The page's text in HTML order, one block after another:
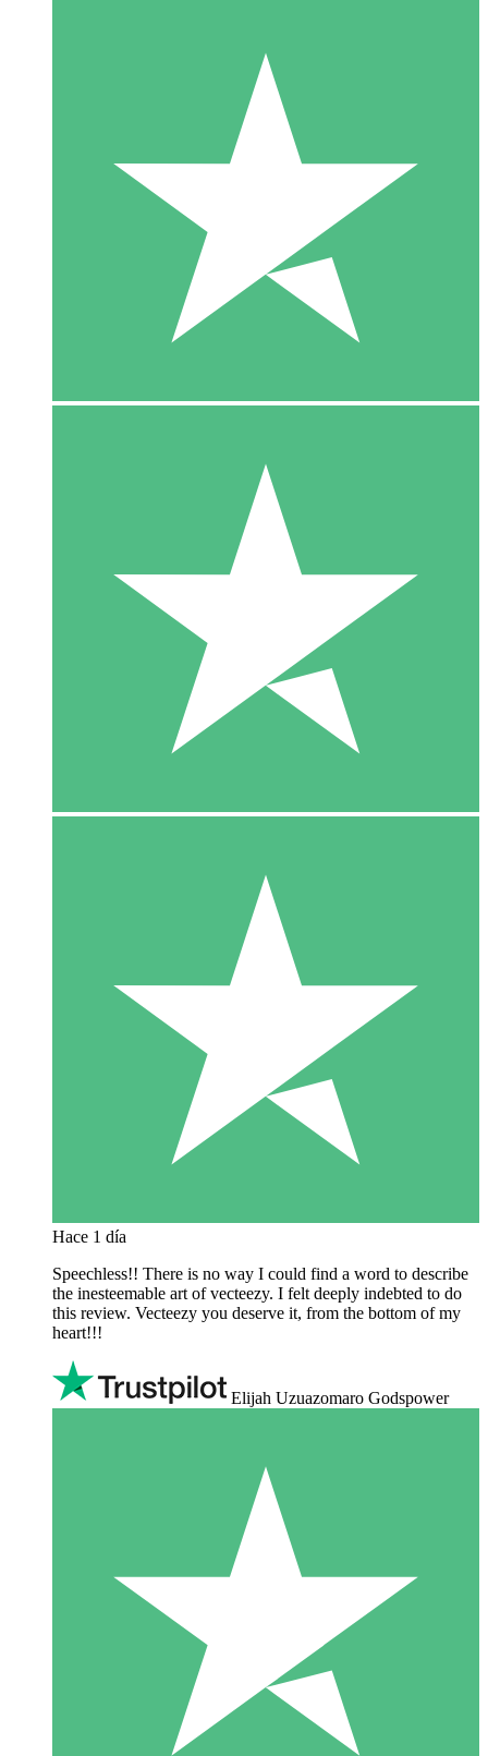
Hace 1 día
Speechless!! There is no way I could find a word to describe
the inesteemable art of vecteezy. I felt deeply indebted to do
this review. Vecteezy you deserve it, from the bottom of my
heart!!!
Elijah Uzuazomaro Godspower